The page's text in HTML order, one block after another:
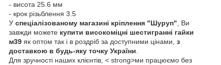
- висота 25.6 мм
- крок різьблення 3.5
У спеціалізованому магазині кріплення "Шуруп", Ви
завжди можете купити високоміцні шестигранні гайки
м39 як оптом так і в роздріб за доступними цінами, з
доставкою в будь-яку точку України.
Для зручності наших клієнтів, < strong>ми працюємо без